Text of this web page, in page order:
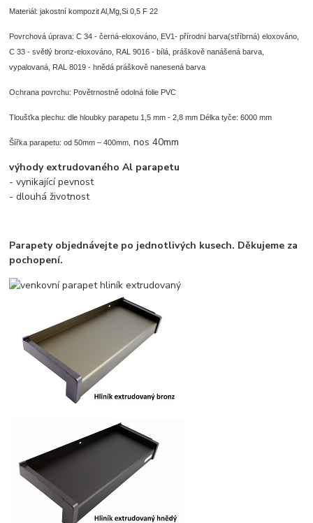
Materiál: jakostní kompozit Al,Mg,Si 0,5 F 22
Povrchová úprava: C 34 - černá-eloxováno, EV1- přírodní barva(stříbrná) eloxováno,
C 33 - světlý bronz-eloxováno, RAL 9016 - bílá, práškově nanášená barva,
vypalovaná, RAL 8019 -hnědá práškově nanesená barva
Ochrana povrchu: Povětrnostně odolná folie PVC
Tloušťka plechu: dle hloubky parapetu 1,5 mm - 2,8 mm Délka tyče: 6000 mm
Šířka parapetu: od 50mm – 400mm, nos 40mm
výhody extrudovaného Al parapetu
- vynikající pevnost
- dlouhá životnost
Parapety objednávejte po jednotlivých kusech. Děkujeme za
pochopení.